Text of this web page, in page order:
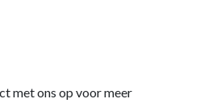
met ons op voor meer